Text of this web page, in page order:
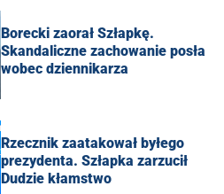
Borecki zaorał Szłapkę.
Skandaliczne zachowanie posła
wobec dziennikarza
Rzecznik zaatakował byłego
prezydenta. Szłapka zarzucił
Dudzie kłamstwo